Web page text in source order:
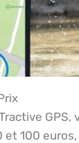
GPS,
et 100